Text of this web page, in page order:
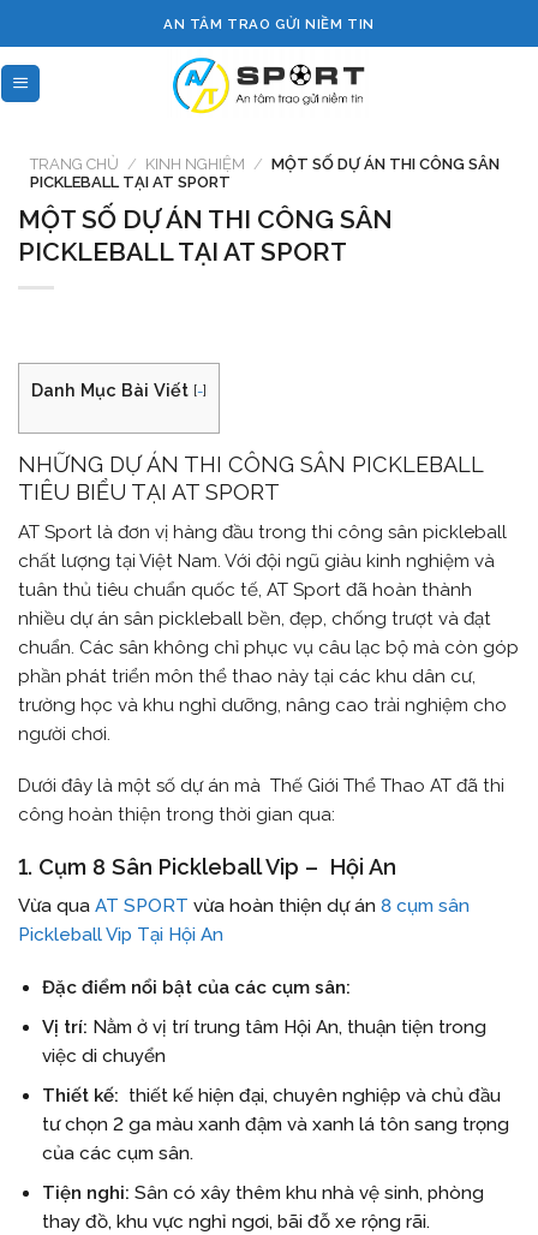
to
content
AN TÂM TRAO GỬI NIỀM TIN
TRANG CHỦ / KINH NGHIỆM / MỘT SỐ DỰ ÁN THI CÔNG SÂN
PICKLEBALL TẠI AT SPORT
MỘT SỐ DỰ ÁN THI CÔNG SÂN
PICKLEBALL TẠI AT SPORT
Danh Mục Bài Viết [-]
NHỮNG DỰ ÁN THI CÔNG SÂN PICKLEBALL
TIÊU BIỂU TẠI AT SPORT
AT Sport là đơn vị hàng đầu trong thi công sân pickleball
chất lượng tại Việt Nam. Với đội ngũ giàu kinh nghiệm và
tuân thủ tiêu chuẩn quốc tế, AT Sport đã hoàn thành
nhiều dự án sân pickleball bền, đẹp, chống trượt và đạt
chuẩn. Các sân không chỉ phục vụ câu lạc bộ mà còn góp
phần phát triển môn thể thao này tại các khu dân cư,
trường học và khu nghỉ dưỡng, nâng cao trải nghiệm cho
người chơi.
Dưới đây là một số dự án mà Thế Giới Thể Thao AT đã thi
công hoàn thiện trong thời gian qua:
1. Cụm 8 Sân Pickleball Vip – Hội An
Vừa qua AT SPORT vừa hoàn thiện dự án 8 cụm sân
Pickleball Vip Tại Hội An
Đặc điểm nổi bật của các cụm sân:
Vị trí: Nằm ở vị trí trung tâm Hội An, thuận tiện trong
việc di chuyển
Thiết kế: thiết kế hiện đại, chuyên nghiệp và chủ đầu
tư chọn 2 ga màu xanh đậm và xanh lá tôn sang trọng
của các cụm sân.
Tiện nghi: Sân có xây thêm khu nhà vệ sinh, phòng
thay đồ, khu vực nghỉ ngơi, bãi đỗ xe rộng rãi.